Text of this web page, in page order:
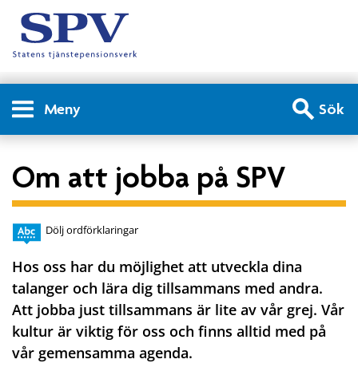
Meny Sök
Om att jobba på SPV
Dölj ordförklaringar
Hos oss har du möjlighet att utveckla dina
talanger och lära dig tillsammans med andra.
Att jobba just tillsammans är lite av vår grej. Vår
kultur är viktig för oss och finns alltid med på
vår gemensamma agenda.